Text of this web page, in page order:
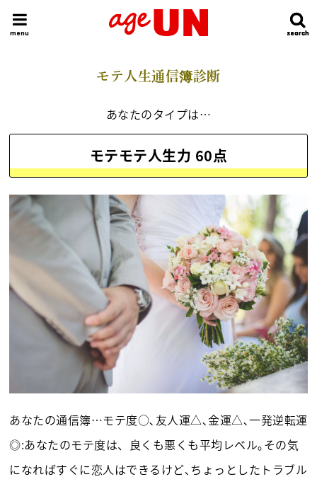
search
search
menu
HOME 今日の運勢ランキング 明日の運勢ランキング 今週の運勢
モテ人生通信簿診断
あなたのタイプは…
モテモテ人生力 60点
あなたの通信簿…モテ度○､友人運△､金運△､一発逆転運
◎:あなたのモテ度は、良くも悪くも平均レベル｡その気
になればすぐに恋人はできるけど､ちょっとしたトラブル